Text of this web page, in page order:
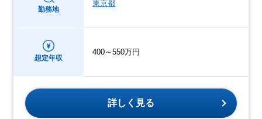
勤務地
東京都
想定年収
400～550万円
詳しく見る